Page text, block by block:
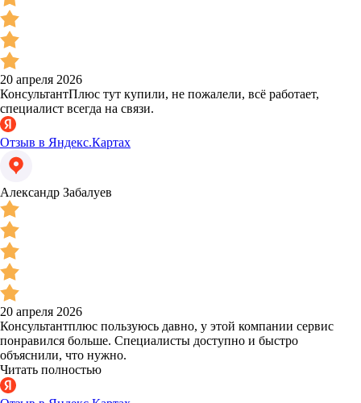
20 апреля 2026
КонсультантПлюс тут купили, не пожалели, всё работает,
специалист всегда на связи.
Отзыв в Яндекс.Картах
Александр Забалуев
20 апреля 2026
Консультантплюс пользуюсь давно, у этой компании сервис
понравился больше. Специалисты доступно и быстро
объяснили, что нужно.
Читать полностью